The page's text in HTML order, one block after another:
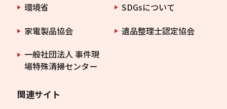
環境省
SDGsについて
家電製品協会
遺品整理士認定協会
一般社団法人 事件現
場特殊清掃センター
関連サイト